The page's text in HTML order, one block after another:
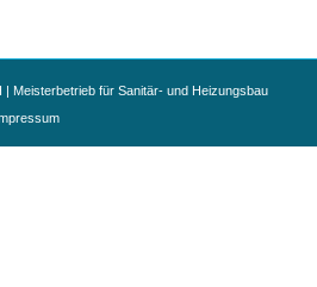
Meisterbetrieb für Sanitär- und Heizungsbau